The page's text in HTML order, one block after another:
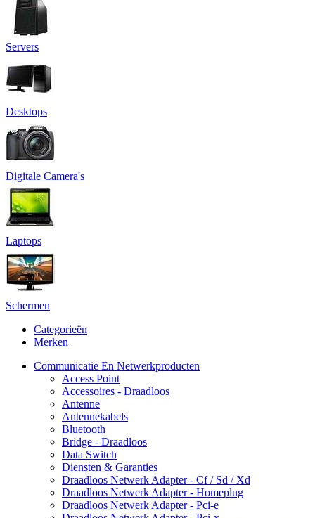
Servers
Desktops
Digitale Camera's
Laptops
Schermen
Categorieën
Merken
Communicatie En Netwerkproducten
Access Point
Accessoires - Draadloos
Antenne
Antennekabels
Bluetooth
Bridge - Draadloos
Data Switch
Diensten & Garanties
Draadloos Netwerk Adapter - Cf / Sd / Xd
Draadloos Netwerk Adapter - Homeplug
Draadloos Netwerk Adapter - Pci-e